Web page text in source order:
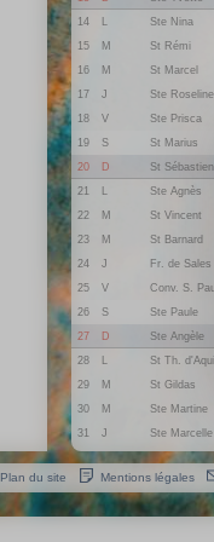
14 L Ste Nina
15 M
St Rémi
16
M
St Marcel
17
J
Ste Roseline
18
V
Ste Prisca
19
S
St Marius
20
D St Sébastien
21 L Ste Agnès
22 M
St Vincent
23
M
St Barnard
24
J
Fr. de Sales
25
V
Conv. S.
26
S
Ste Paule
27
D Ste Angèle
28 L St Th.
29 M
St Gildas
30
M
Ste Martine
31
J Ste Marcelle
Plan du site Mentions légales